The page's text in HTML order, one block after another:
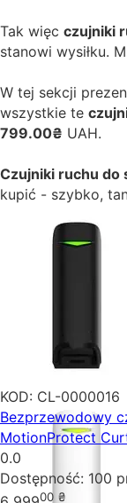
Tak więc czujniki
stanowi wysiłku.
W tej sekcji
wszystkie te
799.00₴ UAH.
Czujniki ruchu do
kupić - szybko,
KOD: CL-0000016
Bezprzewodowy
MotionProtect
0.0
Dostępność: 100
00 ₴